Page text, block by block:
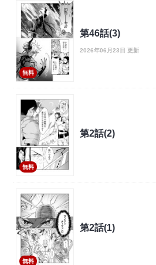
無料
第46話(3)
2026年06月23日 更新
無料
第2話(2)
無料
第2話(1)